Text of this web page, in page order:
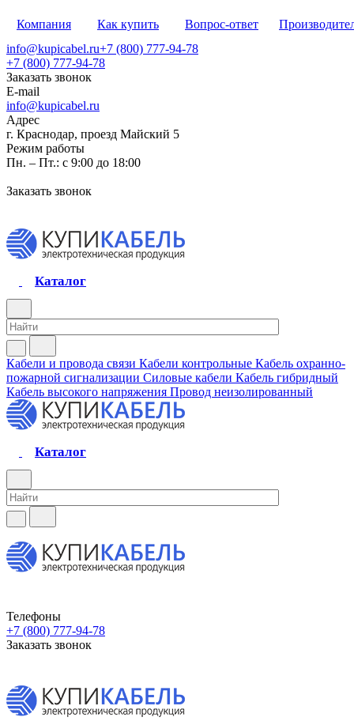
Компания Как купить Вопрос-ответ
info@kupicabel.ru+7 (800) 777-94-78
+7 (800) 777-94-78
Заказать звонок
E-mail
info@kupicabel.ru
Адрес
г. Краснодар, проезд Майский 5
Режим работы
Пн. – Пт.: с 9:00 до 18:00
Заказать звонок
Каталог
Кабели и провода связи Кабели контрольные Кабель охранно-
пожарной сигнализации Силовые кабели Кабель гибридный
Кабель высокого напряжения Провод неизолированный
Каталог
Телефоны
+7 (800) 777-94-78
Заказать звонок